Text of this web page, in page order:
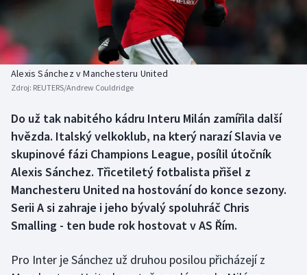
Biatlon
Boby a skeleton
Box
Curling
Florbal
Historické návraty
Aplikace ČT sport
AZ kvíz
Alexis Sánchez v Manchesteru United
Zdroj: REUTERS/Andrew Couldridge
Do už tak nabitého kádru Interu Milán zamířila další
hvězda. Italský velkoklub, na který narazí Slavia ve
skupinové fázi Champions League, posílil útočník
Alexis Sánchez. Třicetiletý fotbalista přišel z
Manchesteru United na hostování do konce sezony.
Serii A si zahraje i jeho bývalý spoluhráč Chris
Smalling - ten bude rok hostovat v AS Řím.
Pro Inter je Sánchez už druhou posilou přicházejí z